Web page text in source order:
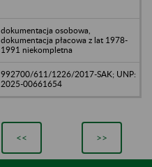
dokumentacja osobowa,
dokumentacja płacowa z lat 1978-
1991 niekompletna
992700/611/1226/2017-SAK; UNP:
2025-00661654
<< >>